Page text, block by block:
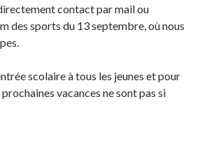
contact par mail ou
des sports du 13 septembre, où nous
scolaire à tous les jeunes et pour
vacances ne sont pas si